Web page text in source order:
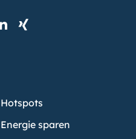
Hotspots
Energie sparen